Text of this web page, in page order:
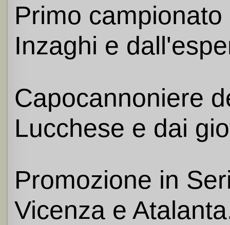
Primo
Inzaghi e
Capocannoniere
Lucchese e dai
Promozione in
Vicenza e